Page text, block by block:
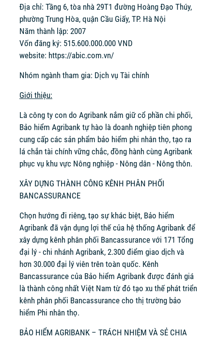
Địa chỉ: Tầng 6, tòa nhà 29T1 đường Hoàng Đạo Thúy,
phường Trung Hòa, quận Cầu Giấy, TP. Hà Nội
Năm thành lập: 2007
Vốn đăng ký: 515.600.000.000 VND
website: https://abic.com.vn/
Nhóm ngành tham gia: Dịch vụ Tài chính
Giới thiệu:
Là công ty con do Agribank nắm giữ cổ phần chi phối,
Bảo hiểm Agribank tự hào là doanh nghiệp tiên phong
cung cấp các sản phẩm bảo hiểm phi nhân thọ, tạo ra
lá chắn tài chính vững chắc, đồng hành cùng Agribank
phục vụ khu vực Nông nghiệp - Nông dân - Nông thôn.
XÂY DỰNG THÀNH CÔNG KÊNH PHÂN PHỐI
BANCASSURANCE
Chọn hướng đi riêng, tạo sự khác biệt, Bảo hiểm
Agribank đã vận dụng lợi thế của hệ thống Agribank để
xây dựng kênh phân phối Bancassurance với 171 Tổng
đại lý - chi nhánh Agribank, 2.300 điểm giao dịch và
hơn 30.000 đại lý viên trên toàn quốc. Kênh
Bancassurance của Bảo hiểm Agribank được đánh giá
là thành công nhất Việt Nam từ đó tạo xu thế phát triển
kênh phân phối Bancassurance cho thị trường bảo
hiểm Phi nhân thọ.
BẢO HIỂM AGRIBANK – TRÁCH NHIỆM VÀ SẺ CHIA